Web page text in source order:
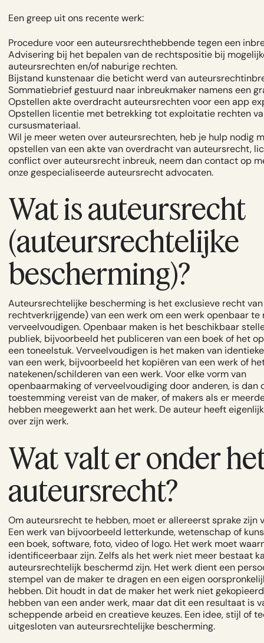
Een greep uit ons recente werk:
Procedure voor een auteursrechthebbende tegen een
Advisering bij het bepalen van de rechtspositie bij
auteursrechten en/of naburige rechten.
Bijstand kunstenaar die beticht werd van
Sommatiebrief gestuurd naar inbreukmaker namens een
Opstellen akte overdracht auteursrechten voor een app
Opstellen licentie met betrekking tot exploitatie rechten
cursusmateriaal.
Wil je meer weten over auteursrechten, heb je hulp nodig
opstellen van een akte van overdracht van auteursrecht,
conflict over auteursrecht inbreuk, neem dancontactop
onze gespecialiseerde auteursrecht advocaten.
Wat is auteursrecht
(auteursrechtelijke
bescherming)?
Auteursrechtelijke bescherming is het exclusieve recht
rechtverkrijgende) van een werk om een werk openbaar te
verveelvoudigen. Openbaar maken is het beschikbaar
publiek, bijvoorbeeld het publiceren van een boek of het
een toneelstuk. Verveelvoudigen is het maken van
van een werk, bijvoorbeeld het kopiëren van een werk of
natekenen/schilderen van een werk. Voor elke vorm van
openbaarmaking of verveelvoudiging door anderen, is dan
toestemming vereist van de maker, of makers als er
hebben meegewerkt aan het werk. De auteur heeft
over zijn werk.
Wat valt er onder
auteursrecht?
Om auteursrecht te hebben, moet er allereerst sprake zijn
Een werk van bijvoorbeeld letterkunde, wetenschap of
een boek, software, foto, video of logo. Het werk moet
identificeerbaar zijn. Zelfs als het werk niet meer bestaat
auteursrechtelijk beschermd zijn. Het werk dient een
stempel van de maker te dragen en een eigen
hebben. Dit houdt in dat de maker het werk niet
hebben van een ander werk, maar dat dit een resultaat is
scheppende arbeid en creatieve keuzes. Een idee, stijl of
uitgesloten van auteursrechtelijke bescherming.